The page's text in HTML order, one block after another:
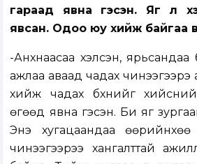
гараад явна гэсэн. Яг л
явсан. Одоо юу хийж байгаа
-Анхнаасаа хэлсэн, ярьсандаа
ажлаа аваад чадах
хийж чадах бүхнийг
өгөөд явна гэсэн. Би яг
Энэ хугацаандаа
чинээгээрээ хангалттай